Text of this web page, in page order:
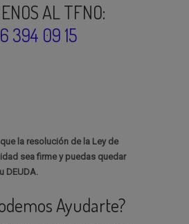
AL TFNO:
394 09 15
la resolución de la Ley de
sea firme y puedas quedar
DEUDA.
Ayudarte?